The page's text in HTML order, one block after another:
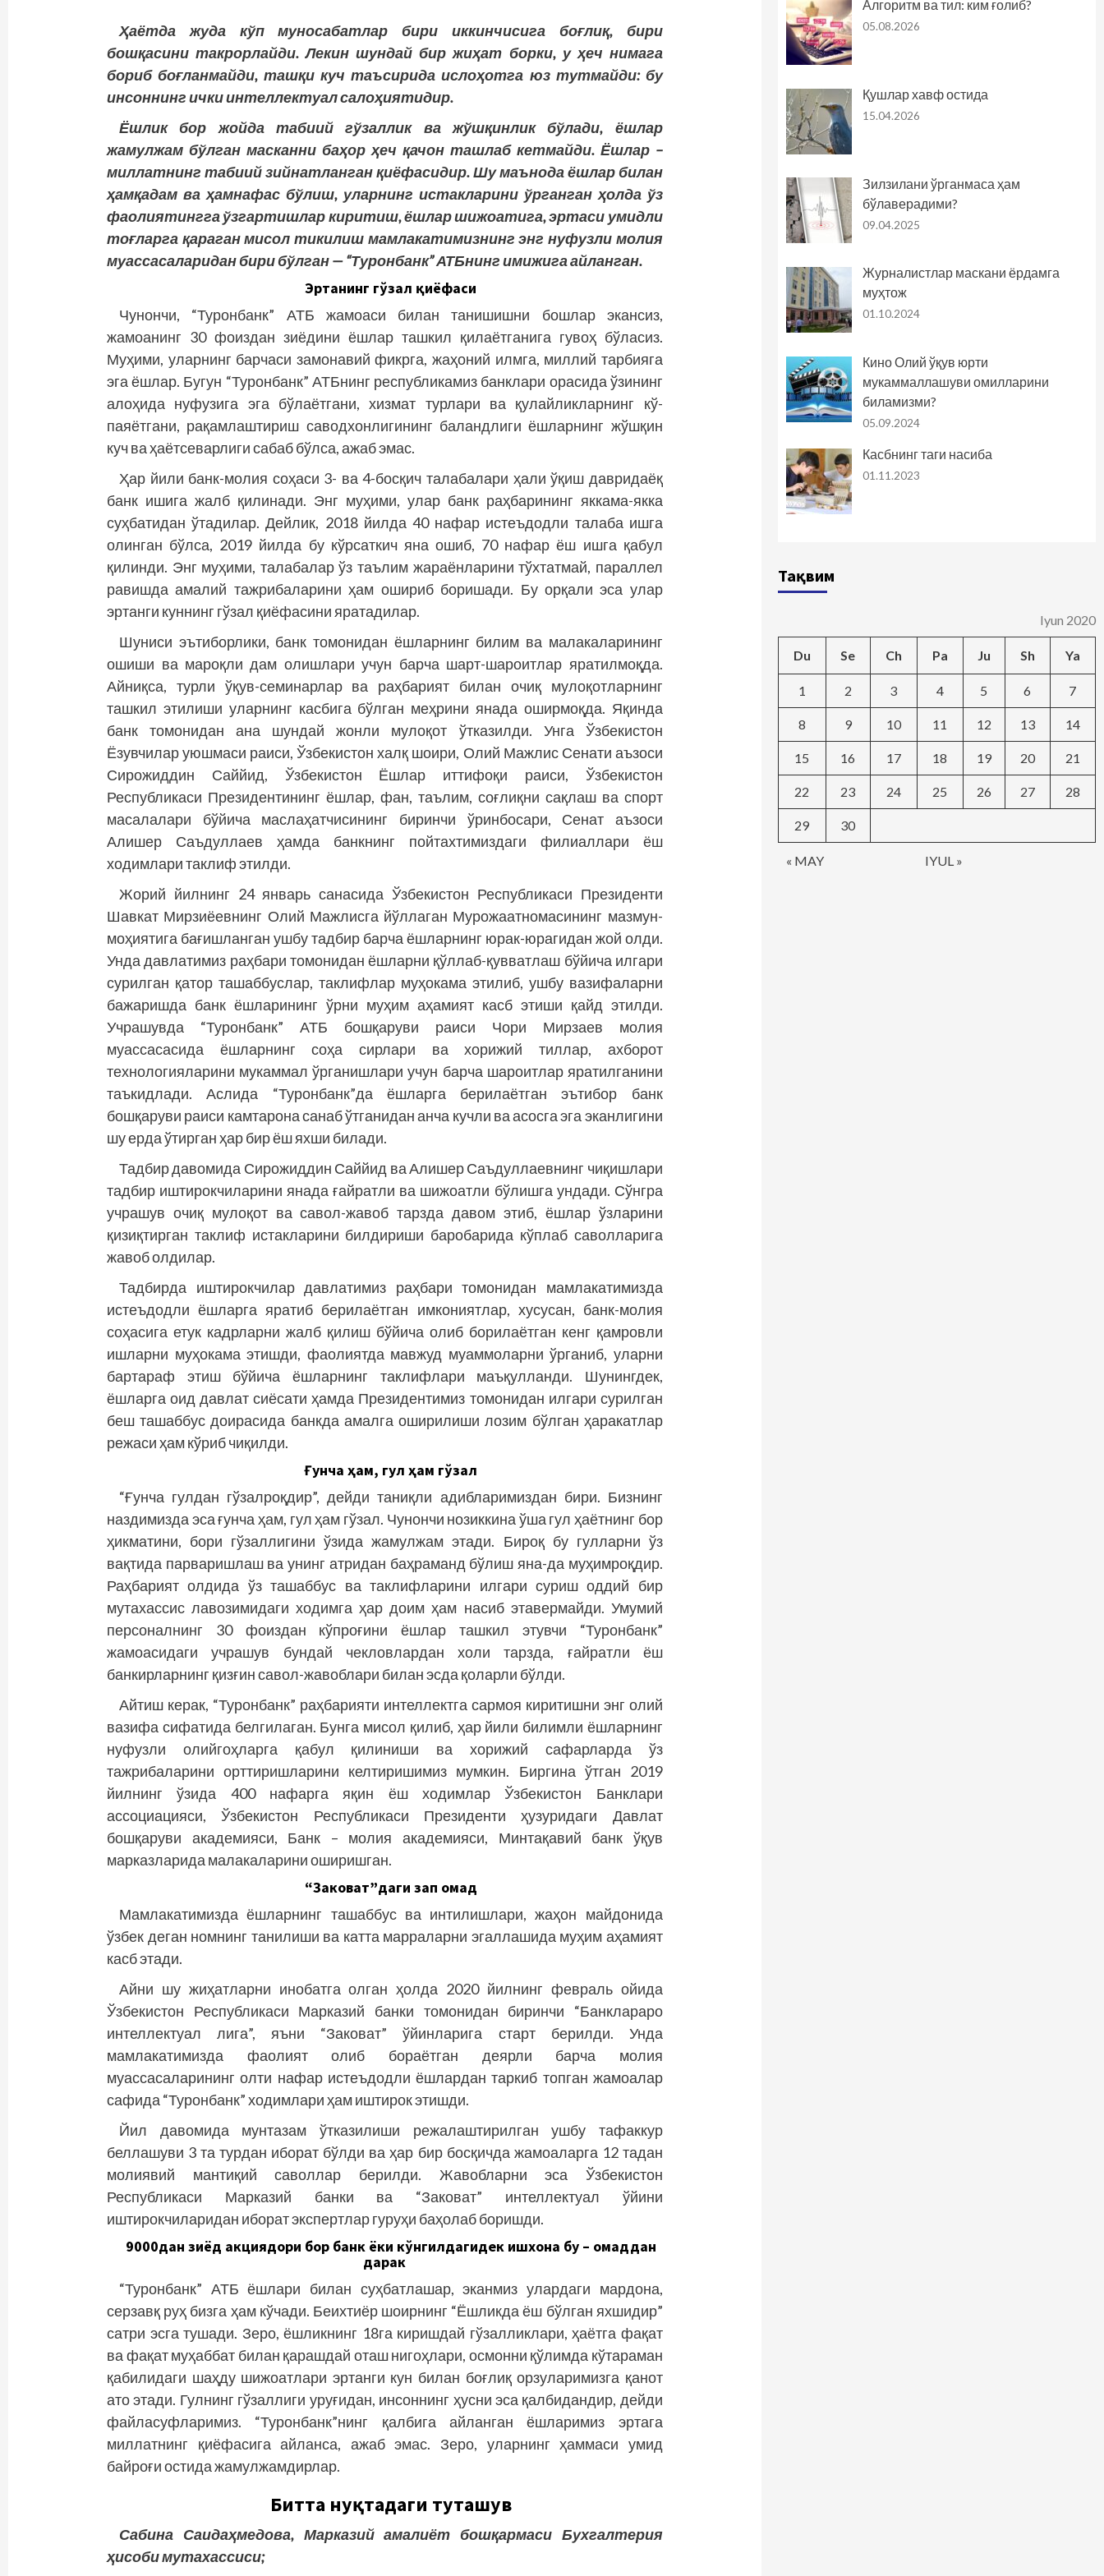
Ҳаётда жуда кўп муносабатлар бири иккинчисига боғлиқ, бири
бошқасини такрорлайди. Лекин шундай бир жиҳат борки, у ҳеч нимага
бориб боғланмайди, ташқи куч таъсирида ислоҳотга юз тутмайди: бу
инсоннинг ички интеллектуал салоҳиятидир.
Ёшлик бор жойда табиий гўзаллик ва жўшқинлик бўлади, ёшлар
жамулжам бўлган масканни баҳор ҳеч қачон ташлаб кетмайди. Ёшлар –
миллатнинг табиий зийнатланган қиёфасидир. Шу маънода ёшлар билан
ҳамқадам ва ҳамнафас бўлиш, уларнинг истакларини ўрганган ҳолда ўз
фаолиятингга ўзгартишлар киритиш, ёшлар шижоатига, эртаси умидли
тоғларга қараган мисол тикилиш мамлакатимизнинг энг нуфузли молия
муассасаларидан бири бўлган — “Туронбанк” АТБнинг имижига айланган.
Эртанинг гўзал қиёфаси
Чунончи, “Туронбанк” АТБ жамоаси билан танишишни бошлар экансиз,
жамоанинг 30 фоиздан зиёдини ёшлар ташкил қилаётганига гувоҳ бўласиз.
Муҳими, уларнинг барчаси замонавий фикрга, жаҳоний илмга, миллий тарбияга
эга ёшлар. Бугун “Туронбанк” АТБнинг республикамиз банклари орасида ўзининг
алоҳида нуфузига эга бўлаётгани, хизмат турлари ва қулайликларнинг кў­
паяётгани, рақамлаштириш саводхонлигининг баландлиги ёшларнинг жўшқин
куч ва ҳаётсеварлиги сабаб бўлса, ажаб эмас.
Ҳар йили банк-молия соҳаси 3- ва 4-босқич талабалари ҳали ўқиш давридаёқ
банк ишига жалб қилинади. Энг муҳими, улар банк раҳбарининг яккама-якка
суҳбатидан ўтадилар. Дейлик, 2018 йилда 40 нафар истеъдодли талаба ишга
олинган бўлса, 2019 йилда бу кўрсаткич яна ошиб, 70 нафар ёш ишга қабул
қилинди. Энг муҳими, талабалар ўз таълим жараёнларини тўхтатмай, параллел
равишда амалий тажрибаларини ҳам ошириб боришади. Бу орқали эса улар
эртанги куннинг гўзал қиёфасини яратадилар.
Шуниси эътиборлики, банк томонидан ёшларнинг билим ва малакаларининг
ошиши ва мароқли дам олиш­лари учун барча шарт-ша­роитлар яратилмоқда.
Айниқса, турли ўқув-семинарлар ва раҳбарият билан очиқ мулоқотларнинг
ташкил этилиши уларнинг касбига бўлган меҳрини янада оширмоқда. Яқинда
банк томонидан ана шундай жонли мулоқот ўтказилди. Унга Ўзбекистон
Ёзувчилар уюшмаси раиси, Ўзбекис­тон халқ шоири, Олий Мажлис Сенати аъзоси
Сирожиддин Саййид, Ўзбекистон Ёшлар иттифоқи раиси, Ўзбекистон
Республикаси Президентининг ёшлар, фан, таълим, соғлиқни сақлаш ва спорт
масалалари бўйича маслаҳатчисининг биринчи ўринбосари, Сенат аъзоси
Алишер Саъдуллаев ҳамда банкнинг пойтахтимиздаги филиаллари ёш
ходимлари таклиф этилди.
Жорий йилнинг 24 январь санасида Ўзбекистон Республикаси Президенти
Шавкат Мирзиёевнинг Олий Мажлисга йўллаган Мурожаатномасининг мазмун-
моҳиятига бағиш­ланган ушбу тадбир барча ёшларнинг юрак-юрагидан жой олди.
Унда давлатимиз раҳбари томонидан ёшларни қўллаб-қувватлаш бў­йича илгари
сурилган қатор ташаб­буслар, таклифлар муҳокама этилиб, ушбу вазифаларни
бажаришда банк ёшларининг ўрни муҳим аҳамият касб этиши қайд этилди.
Учрашувда “Туронбанк” АТБ бошқаруви раиси Чори Мирзаев молия
муассасасида ёшларнинг соҳа сирлари ва хорижий тиллар, ахборот
технологияларини мукаммал ўрганишлари учун барча шароитлар яратилганини
таъкидлади. Аслида “Туронбанк”да ёшларга берилаётган эътибор банк
бошқаруви раиси камтарона санаб ўтганидан анча кучли ва асосга эга эканлигини
шу ерда ўтирган ҳар бир ёш яхши билади.
Тадбир давомида Сирожиддин Саййид ва Алишер Саъдуллаевнинг чиқишлари
тадбир иштирокчиларини янада ғайратли ва шижоатли бўлишга ундади. Сўнгра
учрашув очиқ мулоқот ва савол-жавоб тарзда давом этиб, ёшлар ўзларини
қизиқтирган таклиф истакларини билдириши баробарида кўплаб саволларига
жавоб олдилар.
Тадбирда иштирокчилар давлатимиз раҳбари томонидан мамлакатимизда
истеъдодли ёшларга яратиб берилаётган имкониятлар, хусусан, банк-молия
соҳасига етук кадрларни жалб қилиш бўйича олиб борилаётган кенг қамровли
ишларни муҳокама этишди, фаолиятда мавжуд муаммоларни ўрганиб, уларни
бартараф этиш бў­йича ёшларнинг таклифлари маъқулланди. Шунингдек,
ёшларга оид давлат сиёсати ҳамда Президентимиз томонидан илгари сурилган
беш ташаббус доирасида банкда амалга оширилиши лозим бўлган ҳаракатлар
режаси ҳам кўриб чиқилди.
Ғунча ҳам, гул ҳам гўзал
“Ғунча гулдан гўзалроқдир”, дей­ди таниқли адибларимиздан бири. Бизнинг
наздимизда эса ғунча ҳам, гул ҳам гўзал. Чунончи нозиккина ўша гул ҳаётнинг бор
ҳикматини, бори гўзаллигини ўзида жамулжам этади. Бироқ бу гулларни ўз
вақтида парваришлаш ва унинг атридан баҳраманд бўлиш яна-да муҳимроқдир.
Раҳбарият олдида ўз ташаббус ва таклифларини илгари суриш оддий бир
мутахассис лавозимидаги ходимга ҳар доим ҳам насиб этавермайди. Умумий
персоналнинг 30 фоиздан кўпроғини ёшлар ташкил этувчи “Туронбанк”
жамоасидаги учрашув бундай чекловлардан холи тарзда, ғайратли ёш
банкирларнинг қизғин савол-жавоблари билан эсда қоларли бўлди.
Айтиш керак, “Туронбанк” раҳбарияти интеллектга сармоя киритишни энг олий
вазифа сифатида белгилаган. Бунга мисол қилиб, ҳар йили билимли ёшларнинг
нуфузли олийгоҳларга қабул қилиниши ва хорижий сафарларда ўз
тажрибаларини орттиришларини келтиришимиз мумкин. Биргина ўтган 2019
йилнинг ўзида 400 нафарга яқин ёш ходимлар Ўзбекистон Банклари
ассоциацияси, Ўзбекистон Республикаси Президенти ҳузуридаги Давлат
бошқаруви академияси, Банк – молия академияси, Минтақавий банк ўқув
марказларида малакаларини оширишган.
“Заковат”даги зап омад
Мамлакатимизда ёшларнинг ташаббус ва интилишлари, жаҳон майдонида
ўзбек деган номнинг танилиши ва катта марраларни эгаллашида муҳим аҳамият
касб этади.
Айни шу жиҳатларни инобатга олган ҳолда 2020 йилнинг февраль ойи­­да
Ўзбекистон Республикаси Марказий банки томонидан биринчи “Банклараро
интеллектуал лига”, яъни “Заковат” ўйинларига старт берилди. Унда
мамлакатимизда фаолият олиб бораётган деярли барча молия
муассасаларининг олти нафар истеъдодли ёшлардан таркиб топган жамоалар
сафида “Туронбанк” ходимлари ҳам иштирок этишди.
Йил давомида мунтазам ўтказилиши режалаштирилган ушбу тафаккур
беллашуви 3 та турдан иборат бўлди ва ҳар бир босқичда жа­моаларга 12 тадан
молиявий мантиқий саволлар берилди. Жавобларни эса Ўзбекистон
Республикаси Марказий банки ва “Заковат” интеллектуал ўйи­­ни
иштирокчиларидан иборат экспертлар гуруҳи баҳолаб боришди.
9000дан зиёд акциядори бор банк ёки кўнгилдагидек ишхона бу – омаддан
дарак
“Туронбанк” АТБ ёшлари билан суҳбатлашар, эканмиз улардаги мардона,
серзавқ руҳ бизга ҳам кўчади. Беихтиёр шоирнинг “Ёшликда ёш бўлган яхшидир”
сатри эсга тушади. Зеро, ёшликнинг 18га киришдай гўзал­ликлари, ҳаётга фақат
ва фақат муҳаббат билан қарашдай оташ нигоҳлари, осмонни қўлимда кўтараман
қабилидаги шаҳду шижоатлари эртанги кун билан боғлиқ орзуларимизга қанот
ато этади. Гулнинг гўзаллиги уруғидан, инсоннинг ҳусни эса қалбидандир, дей­ди
файласуфларимиз. “Туронбанк”нинг қалбига айланган ёшларимиз эртага
миллатнинг қиёфасига айланса, ажаб эмас. Зеро, уларнинг ҳаммаси умид
байроғи остида жамулжамдирлар.
Битта нуқтадаги туташув
Сабина Саидаҳмедова, Марказий амалиёт бошқармаси Бухгалтерия
ҳисобимутахассиси;
Алгоритм ва тил: ким ғолиб?
05.08.2026
Қушлар хавф остида
15.04.2026
Зилзилани ўрганмаса ҳам
бўлаверадими?
09.04.2025
Журналистлар маскани ёрдамга
муҳтож
01.10.2024
Кино Олий ўқув юрти
мукаммаллашуви омилларини
биламизми?
05.09.2024
Касбнинг таги насиба
01.11.2023
Тақвим
Iyun 2020
Du Se Ch Pa Ju Sh Ya
« MAY IYUL »
1 2 3 4 5 6 7
8 9 10 11 12 13 14
15 16 17 18 19 20 21
22 23 24 25 26 27 28
29 30